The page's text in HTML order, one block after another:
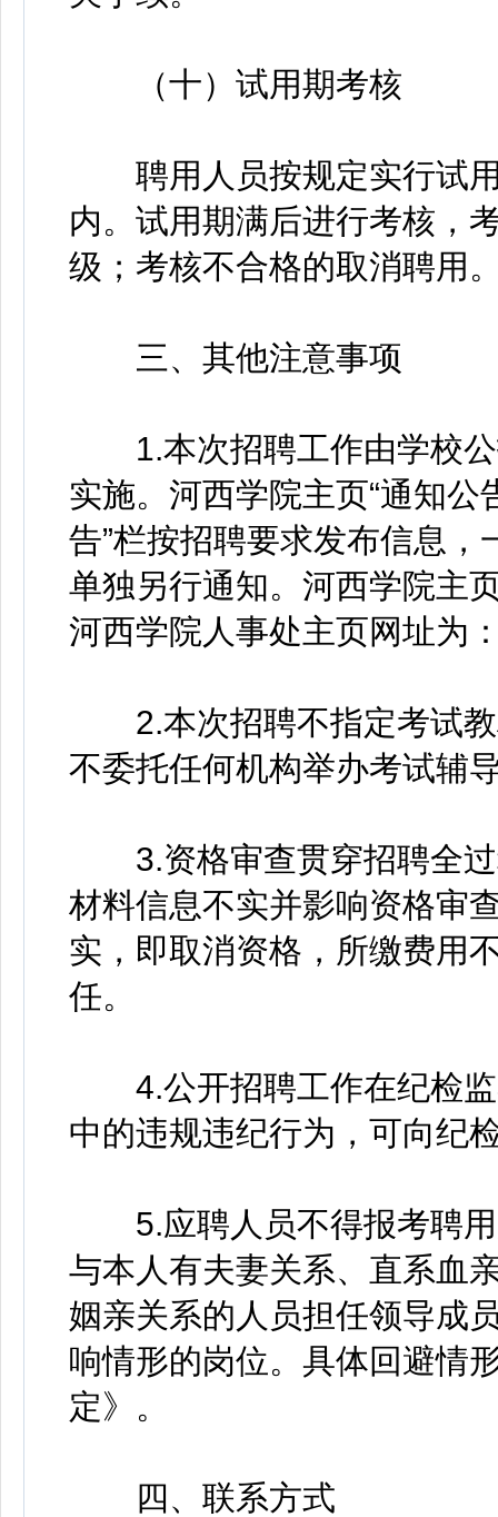
（十）试用期考核
聘用人员按规定实行试用
内。试用期满后进行考核，
级；考核不合格的取消聘用
三、其他注意事项
1.本次招聘工作由学校公
实施。河西学院主页“通知公
告”栏按招聘要求发布信息
单独另行通知。河西学院主
河西学院人事处主页网址为
2.本次招聘不指定考试教
不委托任何机构举办考试辅
3.资格审查贯穿招聘全过
材料信息不实并影响资格审
实，即取消资格，所缴费用
任。
4.公开招聘工作在纪检监
中的违规违纪行为，可向纪
5.应聘人员不得报考聘用
与本人有夫妻关系、直系血
姻亲关系的人员担任领导成
响情形的岗位。具体回避情
定》。
四、联系方式